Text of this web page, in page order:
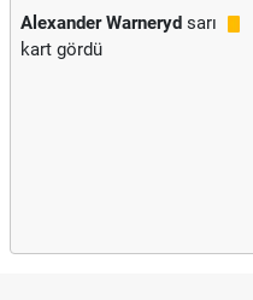
Alexander Warneryd sarı
kart gördü